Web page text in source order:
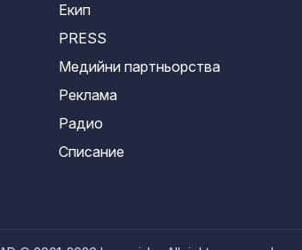
Екип
PRESS
Медийни партньорства
Реклама
Радио
Списание